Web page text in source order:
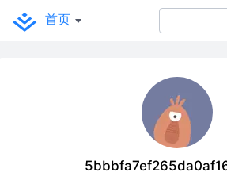
首页